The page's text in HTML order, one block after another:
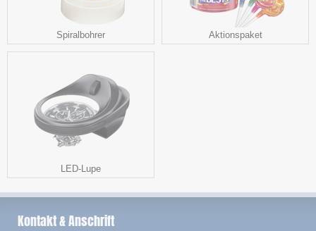
Spiralbohrer Aktionspaket
LED-Lupe
Kontakt & Anschrift